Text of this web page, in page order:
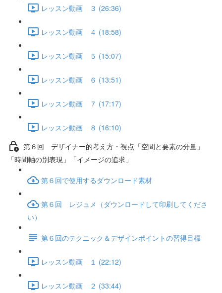
レッスン動画 ３ (26:36)
レッスン動画 ４ (18:58)
レッスン動画 ５ (15:07)
レッスン動画 ６ (13:51)
レッスン動画 ７ (17:17)
レッスン動画 ８ (16:10)
第６回 デザイナー的考え方・視点「空間と要素の分量」
「時間軸の別表現」「イメージの追求」
第６回で使用するダウンロード素材
第６回 レジュメ（ダウンロードして印刷してくださ
い）
第６回のテクニック＆デザインポイントの習得目標
レッスン動画 １ (22:12)
レッスン動画 ２ (33:44)